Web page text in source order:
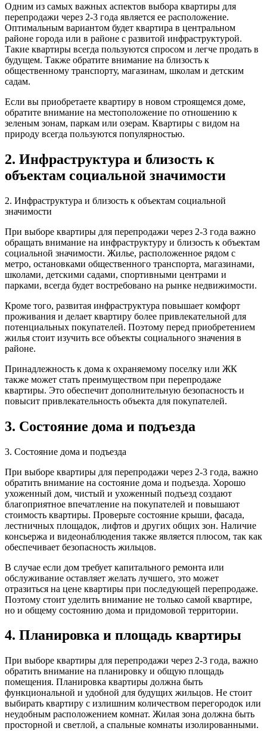
Одним из самых важных аспектов выбора квартиры для
перепродажи через 2-3 года является ее расположение.
Оптимальным вариантом будет квартира в центральном
районе города или в районе с развитой инфраструктурой.
Такие квартиры всегда пользуются спросом и легче продать в
будущем. Также обратите внимание на близость к
общественному транспорту, магазинам, школам и детским
садам.
Если вы приобретаете квартиру в новом строящемся доме,
обратите внимание на местоположение по отношению к
зеленым зонам, паркам или озерам. Квартиры с видом на
природу всегда пользуются популярностью.
2. Инфраструктура и близость к
объектам социальной значимости
2. Инфраструктура и близость к объектам социальной
значимости
При выборе квартиры для перепродажи через 2-3 года важно
обращать внимание на инфраструктуру и близость к объектам
социальной значимости. Жилье, расположенное рядом с
метро, остановками общественного транспорта, магазинами,
школами, детскими садами, спортивными центрами и
парками, всегда будет востребовано на рынке недвижимости.
Кроме того, развитая инфраструктура повышает комфорт
проживания и делает квартиру более привлекательной для
потенциальных покупателей. Поэтому перед приобретением
жилья стоит изучить все объекты социального значения в
районе.
Принадлежность к дома к охраняемому поселку или ЖК
также может стать преимуществом при перепродаже
квартиры. Это обеспечит дополнительную безопасность и
повысит привлекательность объекта для покупателей.
3. Состояние дома и подъезда
3. Состояние дома и подъезда
При выборе квартиры для перепродажи через 2-3 года, важно
обратить внимание на состояние дома и подъезда. Хорошо
ухоженный дом, чистый и ухоженный подъезд создают
благоприятное впечатление на покупателей и повышают
стоимость квартиры. Проверьте состояние крыши, фасада,
лестничных площадок, лифтов и других общих зон. Наличие
консьержа и видеонаблюдения также является плюсом, так как
обеспечивает безопасность жильцов.
В случае если дом требует капитального ремонта или
обслуживание оставляет желать лучшего, это может
отразиться на цене квартиры при последующей перепродаже.
Поэтому стоит уделить внимание не только самой квартире,
но и общему состоянию дома и придомовой территории.
4. Планировка и площадь квартиры
При выборе квартиры для перепродажи через 2-3 года, важно
обратить внимание на планировку и общую площадь
помещения. Планировка квартиры должна быть
функциональной и удобной для будущих жильцов. Не стоит
выбирать квартиру с излишним количеством перегородок или
неудобным расположением комнат. Жилая зона должна быть
просторной и светлой, а спальные комнаты изолированными.